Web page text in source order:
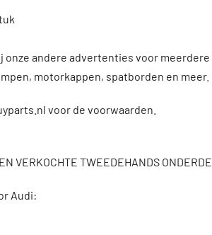
onze andere advertenties voor
motorkappen, spatborden en meer.
voor de voorwaarden.
VERKOCHTE TWEEDEHANDS
Audi: